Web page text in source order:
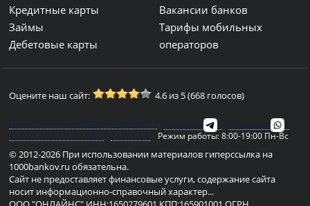
Кредитные карты
Займы
Дебетовые карты
Вакансии банков
Тарифы мобильных
операторов
Оцените наш сайт: 4.6 из 5 (668 голосов)
Напишите нам: mail@1000bankov.ru Telegram
Whatsapp
Форма обратной связи
Вакансии Режим работы: 8:00-19:00 Пн-Вс
© 2012-2026 При использовании материалов гиперссылка на
1000bankov.ru обязательна.
Сайт не предоставляет финансовые услуги, содержание сайта
носит информационно-справочный характер...